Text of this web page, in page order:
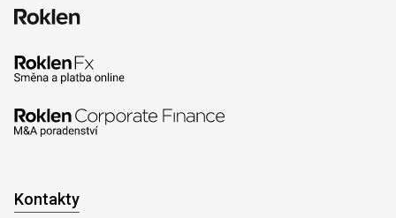
Kontakty